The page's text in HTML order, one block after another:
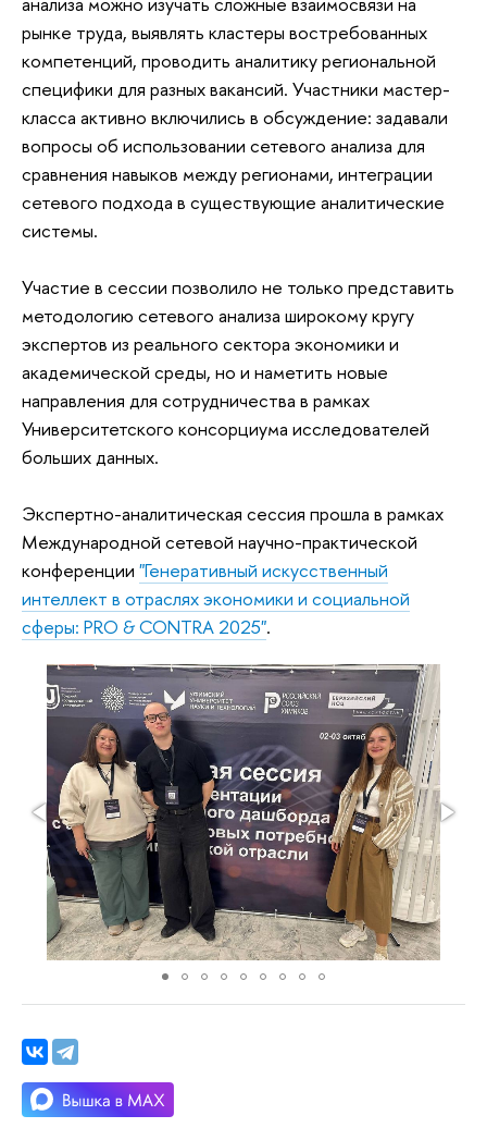
рынке труда, выявлять кластеры востребованных
компетенций, проводить аналитику региональной
специфики для разных вакансий. Участники мастер-
класса активно включились в обсуждение: задавали
вопросы об использовании сетевого анализа для
сравнения навыков между регионами, интеграции
сетевого подхода в существующие аналитические
системы.
Участие в сессии позволило не только представить
методологию сетевого анализа широкому кругу
экспертов из реального сектора экономики и
академической среды, но и наметить новые
направления для сотрудничества в рамках
Университетского консорциума исследователей
больших данных.
Экспертно-аналитическая сессия прошла в рамках
Международной сетевой научно-практической
конференции "Генеративный искусственный
интеллект в отраслях экономики и социальной
сферы: PRO & CONTRA 2025".